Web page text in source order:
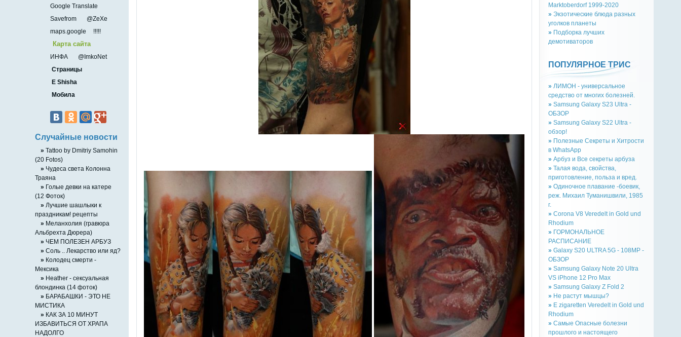
Marktoberdorf 1999-2020
» Экзотические блюда разных
уголков планеты
» Подборка лучших
демотиваторов
ПОПУЛЯРНОЕ ТРИС
» ЛИМОН - универсальное
средство от многих болезней.
» Samsung Galaxy S23 Ultra -
ОБЗОР
» Samsung Galaxy S22 Ultra -
обзор!
» Полезные Секреты и Хитрости
в WhatsApp
» Арбуз и Все секреты арбуза
» Талая вода, свойства,
приготовление, польза и вред.
» Одиночное плавание -боевик,
реж. Михаил Туманишвили, 1985
г.
» Corona V8 Veredelt in Gold und
Rhodium
» ГОРМОНАЛЬНОЕ
РАСПИСАНИЕ
» Galaxy S20 ULTRA 5G - 108MP -
ОБЗОР
» Samsung Galaxy Note 20 Ultra
VS iPhone 12 Pro Max
» Samsung Galaxy Z Fold 2
» Не растут мышцы?
» E zigaretten Veredelt in Gold und
Rhodium
» Самые Опасные болезни
прошлого и настоящего
Google Translate
Savefrom
@ZeXe
maps.google
!!!!!
Карта сайта
ИНФА
@ImkoNet
Страницы
E Shisha
Мобила
Случайные новости
» Tattoo by Dmitriy Samohin
(20 Fotos)
» Чудеса света Колонна
Траяна
» Голые девки на катере
(12 Фоток)
» Лучшие шашлыки к
праздникам! рецепты
» Меланхолия (гравюра
Альбрехта Дюрера)
» ЧЕМ ПОЛЕЗЕН АРБУЗ
» Соль .. Лекарство или яд?
» Колодец смерти -
Мексика
» Heather - сексуальная
блондинка (14 фоток)
» БАРАБАШКИ - ЭТО НЕ
МИСТИКА
» КАК ЗА 10 МИНУТ
ИЗБАВИТЬСЯ ОТ ХРАПА
НАДОЛГО